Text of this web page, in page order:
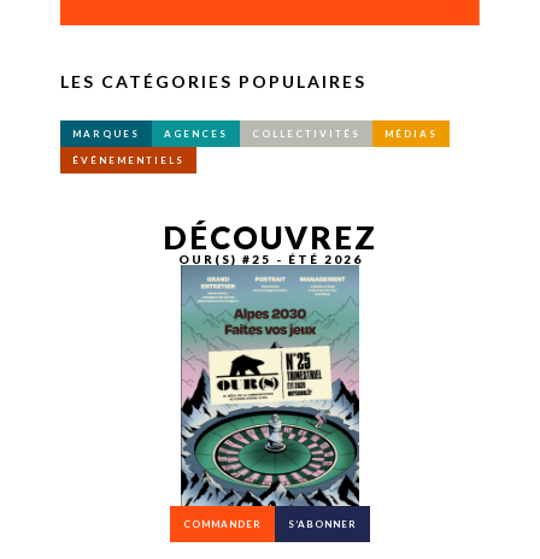
LES CATÉGORIES POPULAIRES
MARQUES AGENCES COLLECTIVITÉS MÉDIAS
ÉVÉNEMENTIELS
DÉCOUVREZ
OUR(S) #25 - ÉTÉ 2026
COMMANDER S’ABONNER